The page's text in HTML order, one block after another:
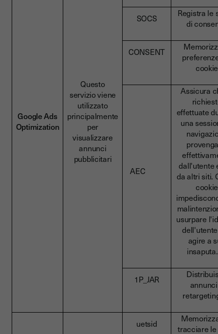
Google Ads
Optimization
Questo
servizio viene
utilizzato
principalmente
per
visualizzare
annunci
pubblicitari
SOCS
Registra le
di
CONSENT
cookie
AEC
Assicura
effettuate
una
dall'utente
da altri siti.
cookie
usurpare
agire a
1P_JAR
uetsid
tracciare